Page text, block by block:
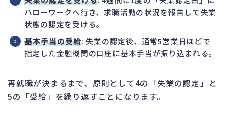
ハローワークへ行き、求職活動の状況を報告して失業
状態の認定を受ける。
基本手当の受給: 失業の認定後、通常5営業日ほどで
指定した金融機関の口座に基本手当が振り込まれる。
再就職が決まるまで、原則として4の「失業の認定」と
5の「受給」を繰り返すことになります。